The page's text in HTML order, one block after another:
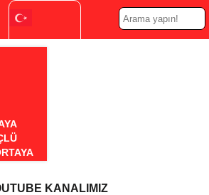
Turkish
KANALIMIZ